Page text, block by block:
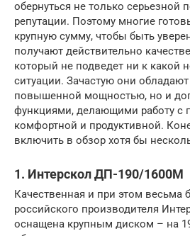
обернуться не только серьезной
репутации. Поэтому многие
крупную сумму, чтобы быть
получают действительно
который не подведет ни к какой
ситуации. Зачастую они
повышенной мощностью, но и
функциями, делающими работу с
комфортной и продуктивной.
включить в обзор хотя бы
1. Интерскол ДП-190/1600М
Качественная и при этом весьма
российского производителя
оснащена крупным диском – на